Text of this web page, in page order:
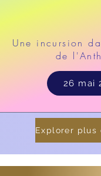
Une incursion
de
26 mai